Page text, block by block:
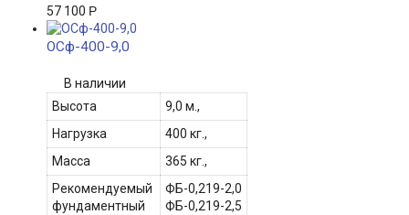
57 100 Р
ОСф-400-9,0
В наличии
Высота
9,0 м.,
Нагрузка
400 кг.,
Масса
365 кг.,
Рекомендуемый
фундаментный
ФБ-0,219-2,0
ФБ-0,219-2,5